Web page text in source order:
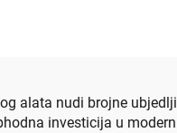
alata nudi brojne
investicija u